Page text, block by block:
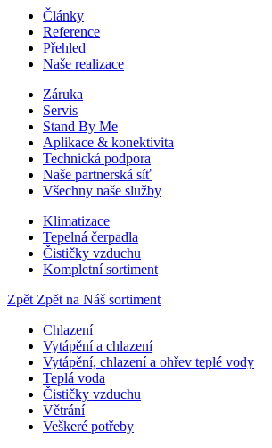
Články
Reference
Přehled
Naše realizace
Záruka
Servis
Stand By Me
Aplikace & konektivita
Technická podpora
Naše partnerská síť
Všechny naše služby
Klimatizace
Tepelná čerpadla
Čističky vzduchu
Kompletní sortiment
Zpět Zpět na Náš sortiment
Chlazení
Vytápění a chlazení
Vytápění, chlazení a ohřev teplé vody
Teplá voda
Čističky vzduchu
Větrání
Veškeré potřeby